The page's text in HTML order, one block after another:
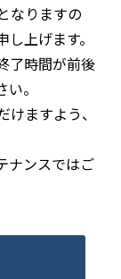
なりますの
上げます。
了時間が前後
。
ますよう、
ナンスではご